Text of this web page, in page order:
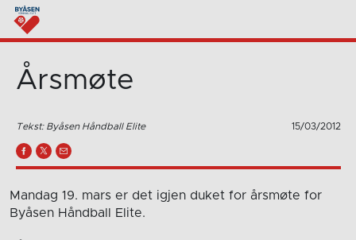
Årsmøte
Tekst: Byåsen Håndball Elite 15/03/2012
Mandag 19. mars er det igjen duket for årsmøte for
Byåsen Håndball Elite.